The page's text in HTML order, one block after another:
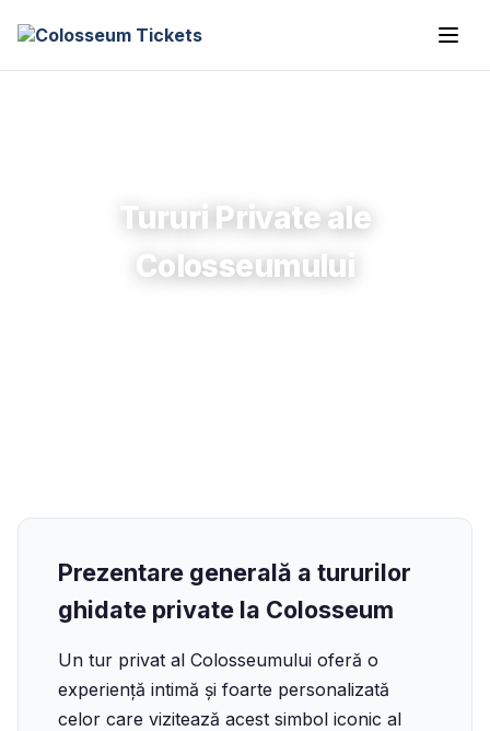
Tururi Private ale
Colosseumului
Prezentare generală a tururilor
ghidate private la Colosseum
Un tur privat al Colosseumului oferă o
experiență intimă și foarte personalizată
celor care vizitează acest simbol iconic al